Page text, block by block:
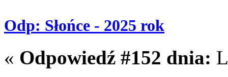
Odp: Słońce - 2025 rok
« Odpowiedź #152 dnia: